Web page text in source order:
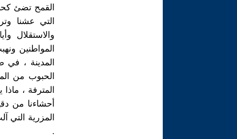
القمح تضئ
التي عشنا
والاستقلال
المواطنين
الحبوب من
المترفة ،
أحشاءنا من
المزرية التي
.